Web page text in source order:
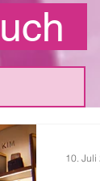
10. Juli